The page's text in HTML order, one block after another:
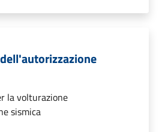
la volturazione
sismica